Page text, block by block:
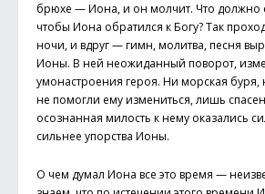
брюхе — Иона, и он молчит. Что должно
чтобы Иона обратился к Богу? Так
ночи, и вдруг — гимн, молитва, песня
Ионы. В ней неожиданный поворот,
умонастроения героя. Ни морская буря,
не помогли ему измениться, лишь
осознанная милость к нему оказались
сильнее упорства Ионы.
О чем думал Иона все это время —